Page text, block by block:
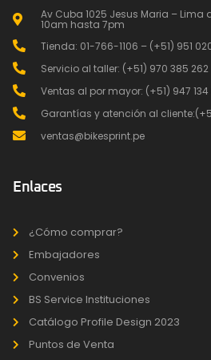
Av Cuba 1025 Jesus Maria – Lima
10am hasta 7pm
Tienda: 01-766-1106 – (+51) 951
Servicio al taller: (+51) 970 385 262
Ventas al por mayor: (+51) 947 134
Garantías y atención al
ventas@bikesprint.pe
Enlaces
¿Cómo comprar?
Embajadores
Convenios
BS Service Instituciones
Catálogo Profile Design 2023
Puntos de Venta